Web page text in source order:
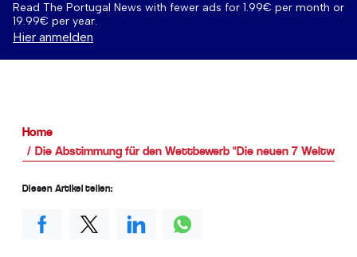
Read The Portugal News with fewer ads for 1.99€ per month or
19.99€ per year.
Hier anmelden
Home
Die Abstimmung für den Wettbewerb "Die neuen 7
Diesen Artikel teilen: